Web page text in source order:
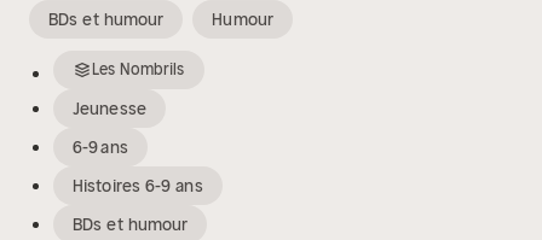
BDs et humour Humour
Les Nombrils
Jeunesse
6-9 ans
Histoires 6-9 ans
BDs et humour